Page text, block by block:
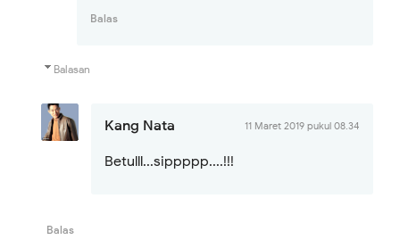
Balas
Balasan
Kang Nata 11 Maret 2019 pukul 08.34
Betulll...sippppp....!!!
Balas